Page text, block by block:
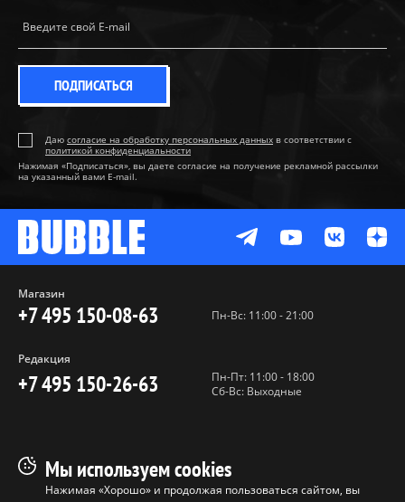
ПОДПИСАТЬСЯ
Даю согласие на обработку персональных данных в соответствии с
политикой конфиденциальности
Нажимая «Подписаться», вы даете согласие на получение рекламной рассылки
на указанный вами E-mail.
Магазин
+7 495 150-08-63 Пн-Вс: 11:00 - 21:00
Редакция
+7 495 150-26-63
Пн-Пт: 11:00 - 18:00
Сб-Вс: Выходные
Пользовательское соглашение
Политика конфиденциальности
Мы используем cookies
Нажимая «Хорошо» и продолжая пользоваться сайтом, вы